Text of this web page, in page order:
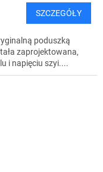
SZCZEGÓŁY
poduszką
zaprojektowana,
i napięciu szyi....